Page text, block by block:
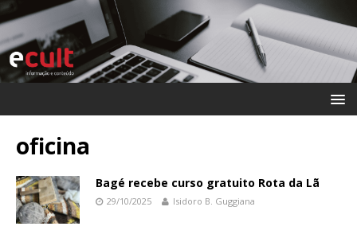
oficina
Bagé recebe curso gratuito Rota da Lã
29/10/2025 Isidoro B. Guggiana